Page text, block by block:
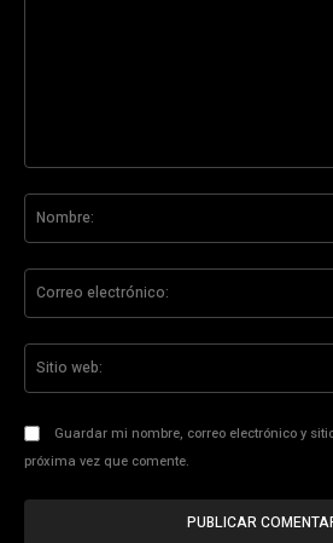
Guardar mi nombre, correo electrónico y
próxima vez que comente.